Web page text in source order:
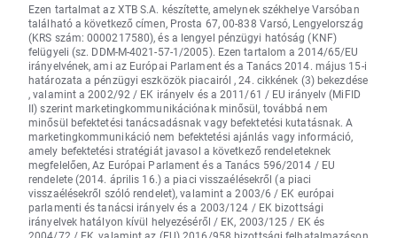
Ezen tartalmat az XTB S.A. készítette, amelynek székhelye Varsóban
található a következő címen, Prosta 67, 00-838 Varsó, Lengyelország
(KRS szám: 0000217580), és a lengyel pénzügyi hatóság (KNF)
felügyeli (sz. DDM-M-4021-57-1/2005). Ezen tartalom a 2014/65/EU
irányelvének, ami az Európai Parlament és a Tanács 2014. május 15-i
határozata a pénzügyi eszközök piacairól , 24. cikkének (3) bekezdése
, valamint a 2002/92 / EK irányelv és a 2011/61 / EU irányelv (MiFID
II) szerint marketingkommunikációnak minősül, továbbá nem
minősül befektetési tanácsadásnak vagy befektetési kutatásnak. A
marketingkommunikáció nem befektetési ajánlás vagy információ,
amely befektetési stratégiát javasol a következő rendeleteknek
megfelelően, Az Európai Parlament és a Tanács 596/2014 / EU
rendelete (2014. április 16.) a piaci visszaélésekről (a piaci
visszaélésekről szóló rendelet), valamint a 2003/6 / EK európai
parlamenti és tanácsi irányelv és a 2003/124 / EK bizottsági
irányelvek hatályon kívül helyezéséről / EK, 2003/125 / EK és
2004/72 / EK, valamint az (EU) 2016/958 bizottsági felhatalmazáson